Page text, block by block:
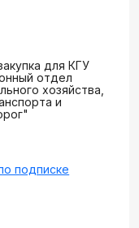
для КГУ
отдел
хозяйства,
и
подписке